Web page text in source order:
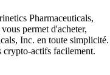
Pharmaceuticals,
permet d'acheter,
Inc. en toute simplicité.
crypto-actifs facilement.